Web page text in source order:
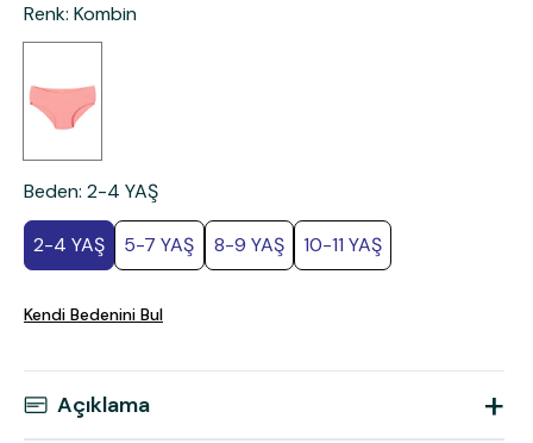
Renk: Kombin
Beden: 2-4 YAŞ
2-4 YAŞ 5-7 YAŞ 8-9 YAŞ 10-11 YAŞ
Kendi Bedenini Bul
Açıklama +